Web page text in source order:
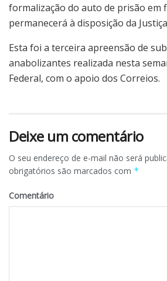
formalização do auto de prisão em
permanecerá à disposição da
Esta foi a terceira apreensão de
anabolizantes realizada nesta
Federal, com o apoio dos Correios.
Deixe um comentário
O seu endereço de e-mail não será
obrigatórios são marcados com *
Comentário